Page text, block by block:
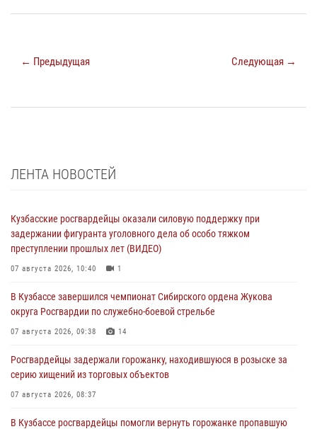
← Предыдущая Следующая →
ЛЕНТА НОВОСТЕЙ
Кузбасские росгвардейцы оказали силовую поддержку при
задержании фигуранта уголовного дела об особо тяжком
преступлении прошлых лет (ВИДЕО)
07 августа 2026, 10:40 1
В Кузбассе завершился чемпионат Сибирского ордена Жукова
округа Росгвардии по служебно-боевой стрельбе
07 августа 2026, 09:38 14
Росгвардейцы задержали горожанку, находившуюся в розыске за
серию хищений из торговых объектов
07 августа 2026, 08:37
В Кузбассе росгвардейцы помогли вернуть горожанке пропавшую